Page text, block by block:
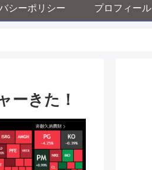
シーポリシー プロフィール
ーきた！